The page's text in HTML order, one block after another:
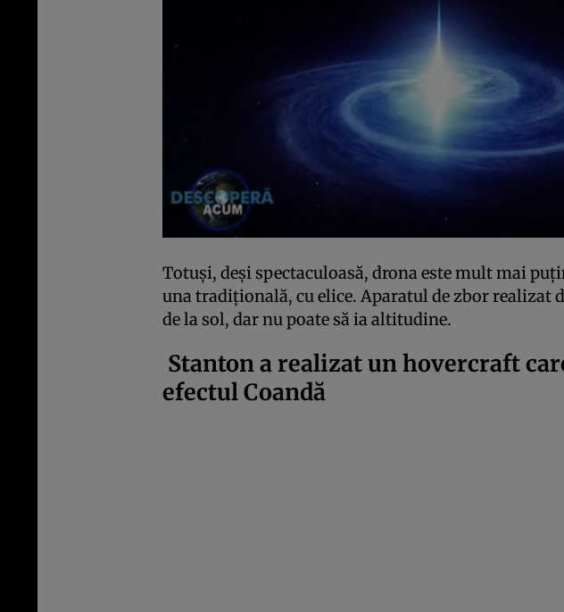
Totuși, deși spectaculoasă, drona este mult mai
una tradițională, cu elice. Aparatul de zbor realizat
de la sol, dar nu poate să ia altitudine.
Stanton a realizat un hovercraft
efectul Coandă